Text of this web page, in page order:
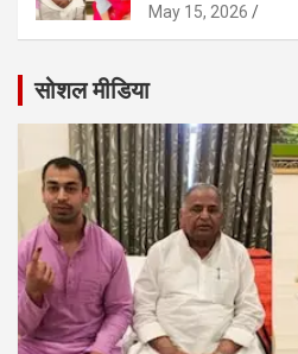
May 15, 2026
सोशल मीडिया